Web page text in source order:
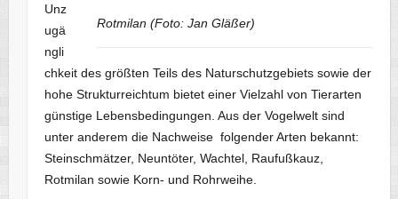
Rotmilan (Foto: Jan Gläßer)
Unz
ugä
ngli
chkeit des größten Teils des Naturschutzgebiets sowie der
hohe Strukturreichtum bietet einer Vielzahl von Tierarten
günstige Lebensbedingungen. Aus der Vogelwelt sind
unter anderem die Nachweise folgender Arten bekannt:
Steinschmätzer, Neuntöter, Wachtel, Raufußkauz,
Rotmilan sowie Korn- und Rohrweihe.